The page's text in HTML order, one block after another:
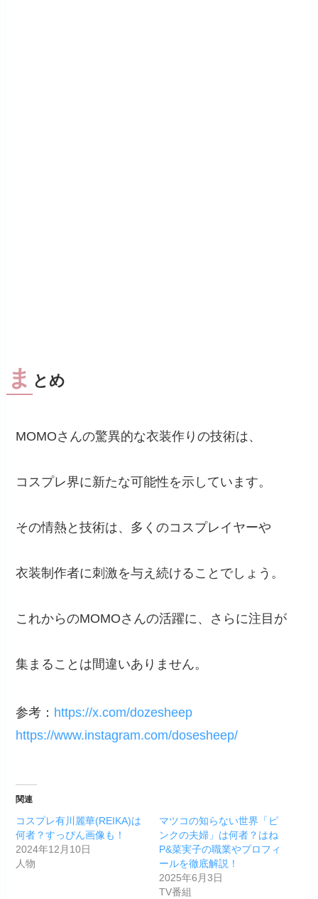
ま とめ
MOMOさんの驚異的な衣装作りの技術は、
コスプレ界に新たな可能性を示しています。
その情熱と技術は、多くのコスプレイヤーや
衣装制作者に刺激を与え続けることでしょう。
これからのMOMOさんの活躍に、さらに注目が
集まることは間違いありません。
参考： https://x.com/dozesheep
https://www.instagram.com/dosesheep/
関連
コスプレ有川麗華(REIKA)は
何者？すっぴん画像も！
2024年12月10日
人物
マツコの知らない世界「ピ
ンクの夫婦」は何者？はね
P&菜実子の職業やプロフィ
ールを徹底解説！
2025年6月3日
TV番組